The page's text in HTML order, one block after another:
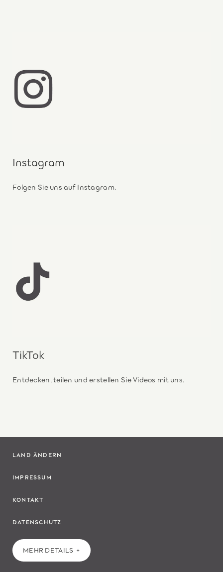
Instagram
Folgen Sie uns auf Instagram.
TikTok
Entdecken, teilen und erstellen Sie Videos mit uns.
LAND ÄNDERN
IMPRESSUM
KONTAKT
DATENSCHUTZ
MEHR DETAILS